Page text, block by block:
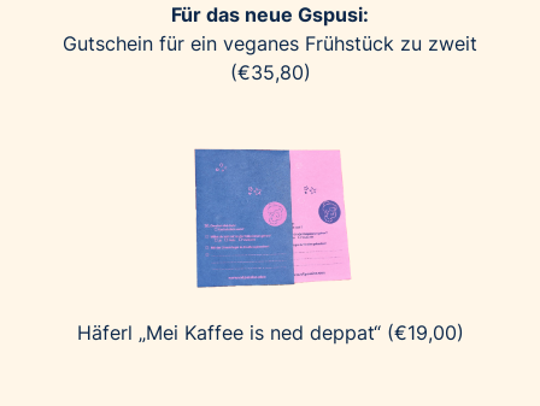
Für das neue Gspusi:
Gutschein für ein veganes Frühstück zu zweit
(€35,80)
Häferl „Mei Kaffee is ned deppat“ (€19,00)